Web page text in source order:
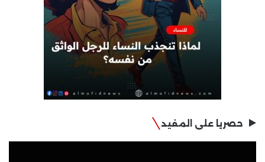
حصريا على المفيد